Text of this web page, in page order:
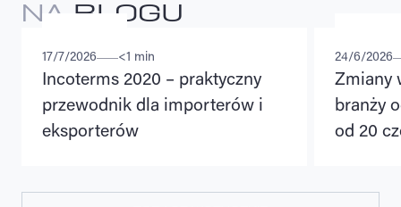
NA BLOGU
17/7/2026 <1 min
Incoterms 2020 – praktyczny
przewodnik dla importerów i
eksporterów
24/6/2026
Zmiany
branży
od 20